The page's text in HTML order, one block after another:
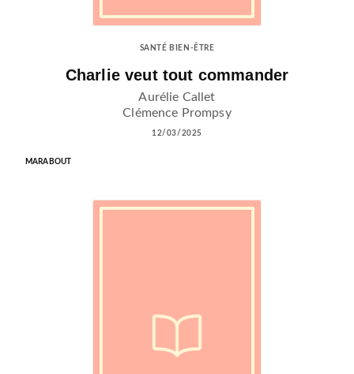
SANTÉ BIEN-ÊTRE
Charlie veut tout commander
Aurélie Callet
Clémence Prompsy
12/03/2025
MARABOUT